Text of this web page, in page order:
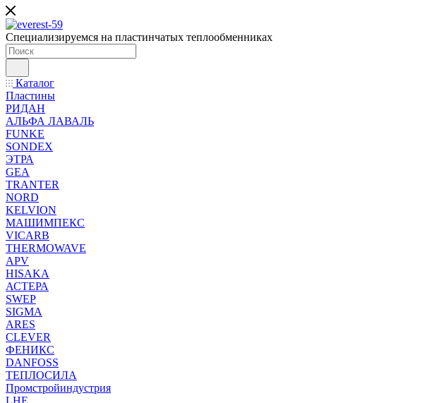
Специализируемся на пластинчатых теплообменниках
Каталог
Пластины
РИДАН
АЛЬФА ЛАВАЛЬ
FUNKE
SONDEX
ЭТРА
GEA
TRANTER
NORD
KELVION
МАШИМПЕКС
VICARB
THERMOWAVE
APV
HISAKA
АСТЕРА
SWEP
SIGMA
ARES
CLEVER
ФЕНИКС
DANFOSS
ТЕПЛОСИЛА
Промстройиндустрия
LHE